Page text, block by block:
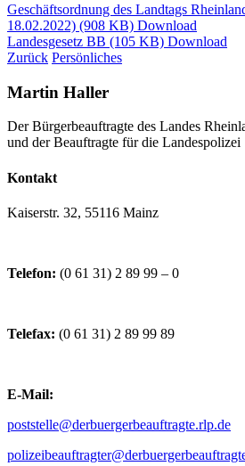
Geschäftsordnung des Landtags
18.02.2022) (908 KB) Download
Landesgesetz BB (105 KB) Download
Zurück Persönliches
Martin Haller
Der Bürgerbeauftragte des Landes
und der Beauftragte für die Landespolizei
Kontakt
Kaiserstr. 32, 55116 Mainz
Telefon: (0 61 31) 2 89 99 – 0
Telefax: (0 61 31) 2 89 99 89
E-Mail:
poststelle@derbuergerbeauftragte.rlp.de